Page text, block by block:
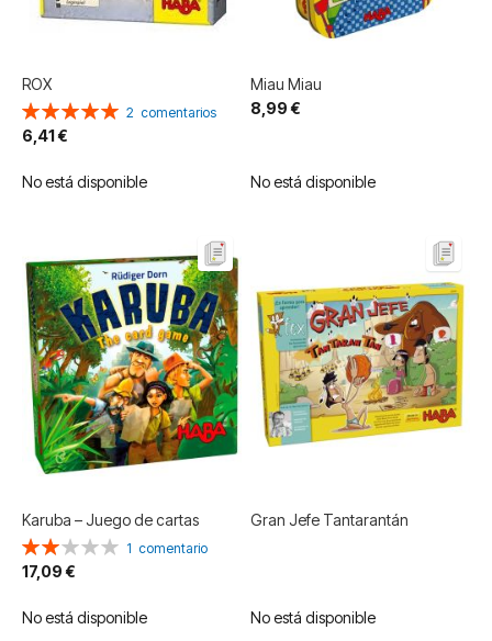
ROX
Valoración:
100%
2 comentarios
6,41 €
No está disponible
Miau Miau
8,99 €
No está disponible
Karuba – Juego de cartas
Valoración:
40%
1 comentario
17,09 €
No está disponible
Gran Jefe Tantarantán
No está disponible